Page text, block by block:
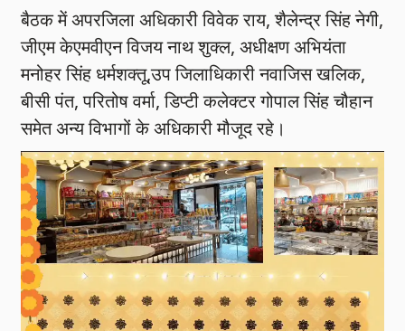
बैठक में अपरजिला अधिकारी विवेक राय, शैलेन्द्र सिंह नेगी,
जीएम केएमवीएन विजय नाथ शुक्ल, अधीक्षण अभियंता
मनोहर सिंह धर्मशक्तू,उप जिलाधिकारी नवाजिस खलिक,
बीसी पंत, परितोष वर्मा, डिप्टी कलेक्टर गोपाल सिंह चौहान
समेत अन्य विभागों के अधिकारी मौजूद रहे।